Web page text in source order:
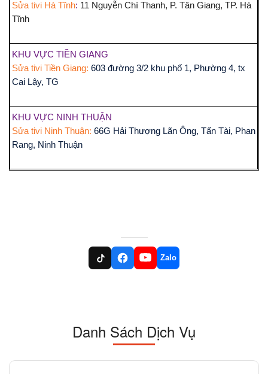
Sửa tivi Hà Tĩnh: 11 Nguyễn Chí Thanh, P. Tân Giang, TP. Hà
Tĩnh
KHU VỰC TIỀN GIANG
Sửa tivi Tiền Giang: 603 đường 3/2 khu phố 1, Phường 4, tx
Cai Lậy, TG
KHU VỰC NINH THUẬN
Sửa tivi Ninh Thuận: 66G Hải Thượng Lãn Ông, Tấn Tài, Phan
Rang, Ninh Thuận
Zalo
Danh Sách Dịch Vụ